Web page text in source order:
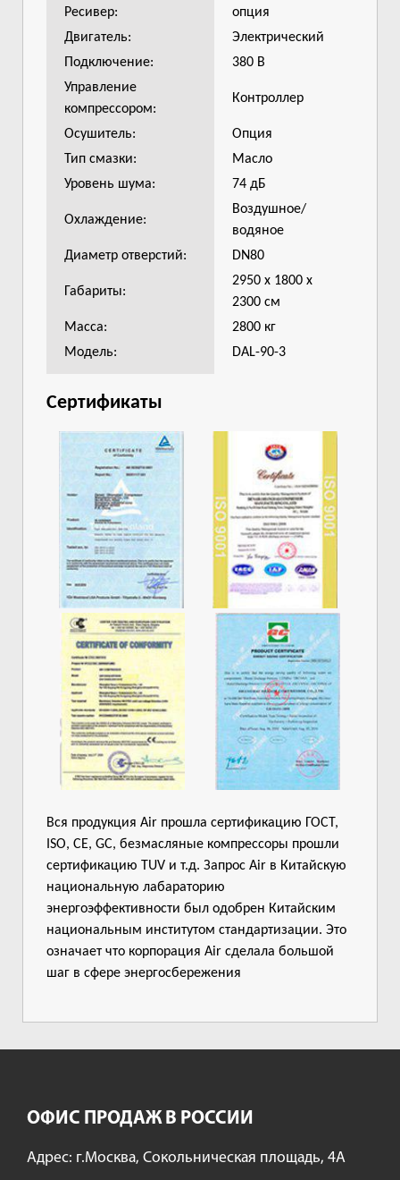
Ресивер:
опция
Двигатель:
Электрический
Подключение:
380 В
Управление
компрессором:
Контроллер
Осушитель:
Опция
Тип смазки:
Масло
Уровень шума:
74 дБ
Охлаждение:
Воздушное/
водяное
Диаметр отверстий:
DN80
Габариты:
2950 x 1800 x
2300 см
Масса:
2800 кг
Модель:
DAL-90-3
Сертификаты
Вся продукция Air прошла сертификацию ГОСТ,
ISO, CE, GC, безмасляные компрессоры прошли
сертификацию TUV и т.д. Запрос Air в Китайскую
национальную лабараторию
энергоэффективности был одобрен Китайским
национальным институтом стандартизации. Это
означает что корпорация Air сделала большой
шаг в сфере энергосбережения
ОФИС ПРОДАЖ В РОССИИ
Адрес: г.Москва, Сокольническая площадь, 4А